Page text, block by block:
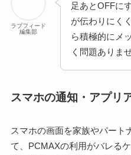
ラブフィード
編集部
足あとOFFに
が伝わりにく
ら積極的にメ
く問題ありま
スマホの通知・アプリ
スマホの画面を家族やパート
て、PCMAXの利用がバレる